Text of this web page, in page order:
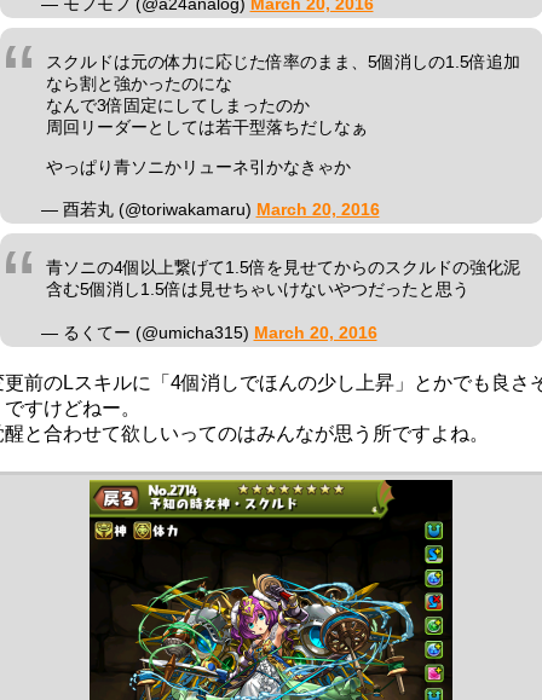
— モフモフ (@a24analog) March 20, 2016
スクルドは元の体力に応じた倍率のまま、5個消しの1.5倍追加
なら割と強かったのにな
なんで3倍固定にしてしまったのか
周回リーダーとしては若干型落ちだしなぁ
やっぱり青ソニかリューネ引かなきゃか
— 酉若丸 (@toriwakamaru) March 20, 2016
青ソニの4個以上繋げて1.5倍を見せてからのスクルドの強化泥
含む5個消し1.5倍は見せちゃいけないやつだったと思う
— るくてー (@umicha315) March 20, 2016
更前のLスキルに「4個消しでほんの少し上昇」とかでも良さ
ですけどねー。
醒と合わせて欲しいってのはみんなが思う所ですよね。